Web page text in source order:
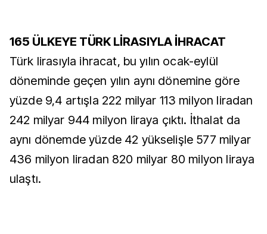
165 ÜLKEYE TÜRK LİRASIYLA İHRACAT
Türk lirasıyla ihracat, bu yılın ocak-eylül
döneminde geçen yılın aynı dönemine göre
yüzde 9,4 artışla 222 milyar 113 milyon liradan
242 milyar 944 milyon liraya çıktı. İthalat da
aynı dönemde yüzde 42 yükselişle 577 milyar
436 milyon liradan 820 milyar 80 milyon liraya
ulaştı.